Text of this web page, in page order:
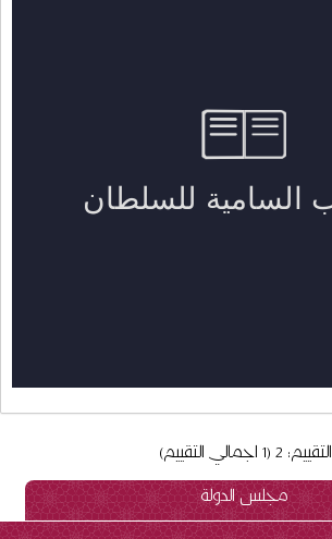
التقييم: 2 (1 اجمالي التقييم)
مجلس الدولة